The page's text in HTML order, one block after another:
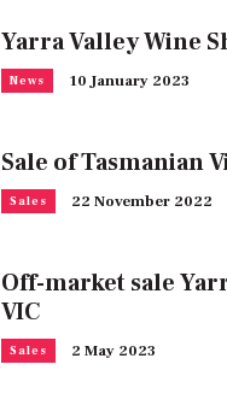
Yarra Valley Wine
News 10 January 2023
Sale of Tasmanian
Sales 22 November 2022
Off-market sale
VIC
Sales 2 May 2023